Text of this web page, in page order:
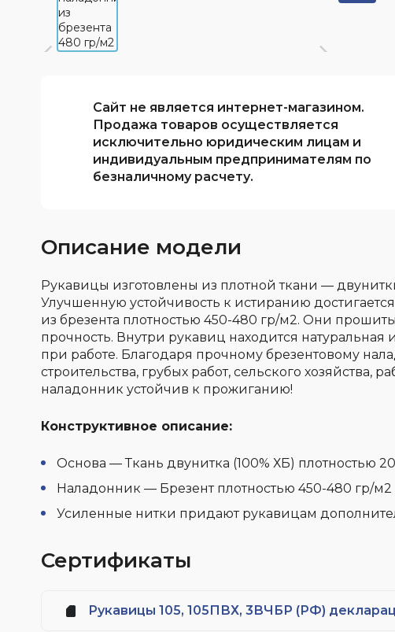
Сайт не является интернет-магазином.
Продажа товаров осуществляется
исключительно юридическим лицам и
индивидуальным предпринимателям по
безналичному расчету.
Описание модели
Рукавицы изготовлены из плотной ткани —
Улучшенную устойчивость к истиранию
из брезента плотностью 450-480 гр/м2. Они
прочность. Внутри рукавиц находится
при работе. Благодаря прочному брезентовому
строительства, грубых работ, сельского хозяйства,
наладонник устойчив к прожиганию!
Конструктивное описание:
Основа — Ткань двунитка (100% ХБ) плотностью
Наладонник — Брезент плотностью 450-480 гр/м2
Усиленные нитки придают рукавицам
Сертификаты
Рукавицы 105, 105ПВХ, 3ВЧБР (РФ)